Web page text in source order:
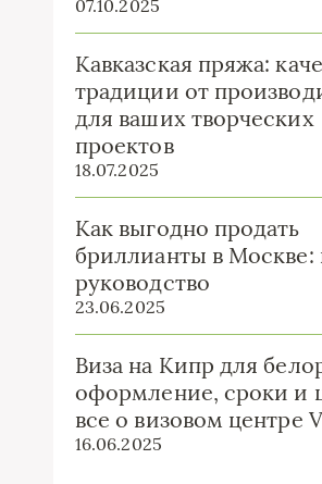
07.10.2025
Кавказская пряжа:
традиции от
для ваших творческих
проектов
18.07.2025
Как выгодно продать
бриллианты в Москве:
руководство
23.06.2025
Виза на Кипр для
оформление, сроки и
все о визовом центре
16.06.2025